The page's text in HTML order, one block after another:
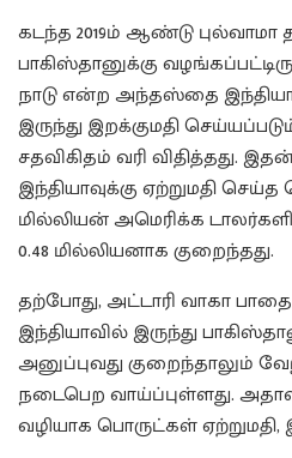
கடந்த 2019ம் ஆண்டு புல்வாமா
பாகிஸ்தானுக்கு
நாடு என்ற அந்தஸ்தை இந்தியா
இருந்து இறக்குமதி
சதவிகிதம் வரி விதித்தது.
இந்தியாவுக்கு ஏற்றுமதி செய்த
மில்லியன் அமெரிக்க
0.48 மில்லியனாக குறைந்தது.
தற்போது, அட்டாரி வாகா
இந்தியாவில் இருந்து
அனுப்புவது குறைந்தாலும்
நடைபெற வாய்ப்புள்ளது.
வழியாக பொருட்கள்